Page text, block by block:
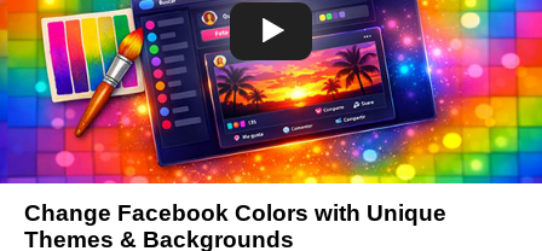
Change Facebook Colors with Unique
Themes & Backgrounds